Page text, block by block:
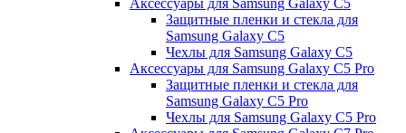
Защитные пленки и стекла для
Samsung Galaxy C5
Чехлы для Samsung Galaxy C5
Аксессуары для Samsung Galaxy C5 Pro
Защитные пленки и стекла для
Samsung Galaxy C5 Pro
Чехлы для Samsung Galaxy C5 Pro